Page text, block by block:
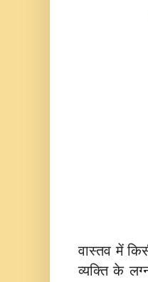
वास्तव में
व्यक्ति के